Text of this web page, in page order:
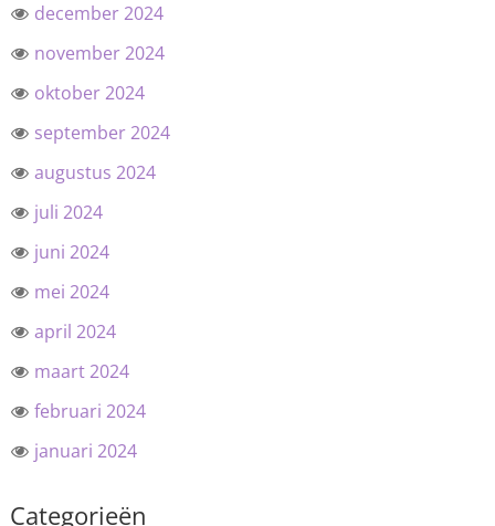
december 2024
november 2024
oktober 2024
september 2024
augustus 2024
juli 2024
juni 2024
mei 2024
april 2024
maart 2024
februari 2024
januari 2024
Categorieën